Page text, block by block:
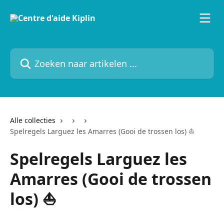
Zoeken naar artikelen ...
Alle collecties
Spelregels Larguez les Amarres (Gooi de trossen los) ⛵
Spelregels Larguez les
Amarres (Gooi de trossen
los) ⛵